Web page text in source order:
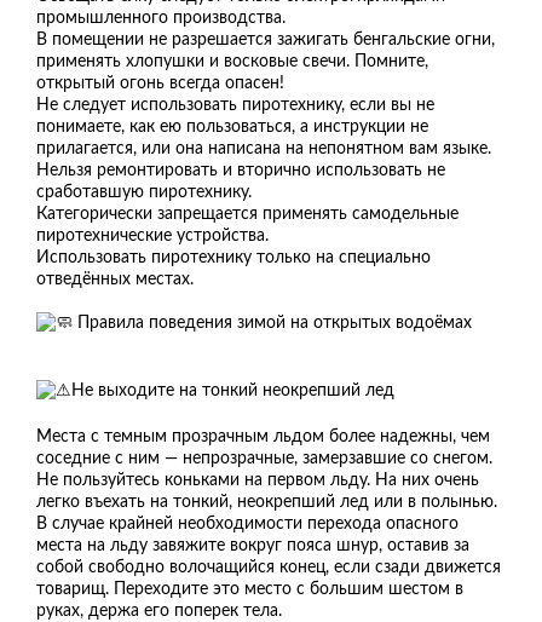
промышленного производства.
В помещении не разрешается зажигать бенгальские огни,
применять хлопушки и восковые свечи. Помните,
открытый огонь всегда опасен!
Не следует использовать пиротехнику, если вы не
понимаете, как ею пользоваться, а инструкции не
прилагается, или она написана на непонятном вам языке.
Нельзя ремонтировать и вторично использовать не
сработавшую пиротехнику.
Категорически запрещается применять самодельные
пиротехнические устройства.
Использовать пиротехнику только на специально
отведённых местах.
Правила поведения зимой на открытых водоёмах
Не выходите на тонкий неокрепший лед
Места с темным прозрачным льдом более надежны, чем
соседние с ним — непрозрачные, замерзавшие со снегом.
Не пользуйтесь коньками на первом льду. На них очень
легко въехать на тонкий, неокрепший лед или в полынью.
В случае крайней необходимости перехода опасного
места на льду завяжите вокруг пояса шнур, оставив за
собой свободно волочащийся конец, если сзади движется
товарищ. Переходите это место с большим шестом в
руках, держа eгo поперек тела.